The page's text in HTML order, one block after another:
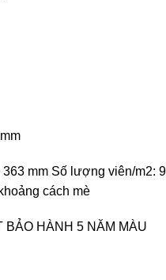
mm Số lượng viên/m2: 9
cách mè
BẢO HÀNH 5 NĂM MÀU